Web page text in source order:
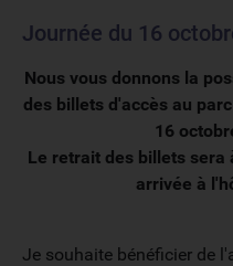
Journée du 16
Nous vous donnons la
des billets d'accès au
16
Le retrait des billets sera
arrivée à
Je souhaite bénéficier de